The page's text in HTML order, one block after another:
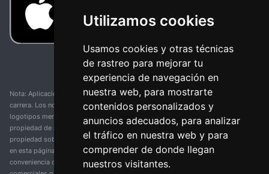
Utilizamos cookies
Usamos cookies y otras técnicas
de rastreo para mejorar tu
experiencia de navegación en
nuestra web, para mostrarte
contenidos personalizados y
anuncios adecuados, para analizar
el tráfico en nuestra web y para
comprender de donde llegan
nuestros visitantes.
Nota: Aplicación y web no oficial y no relacionada con ninguna organización o
carrera. Los nombres de equipos, competiciones, marcas comerciales y
logotipos mencionados en esta página de resultados de ciclismo son
propiedad de sus respectivos dueños. No tenemos afiliación, patrocinio ni
propiedad sobre estas marcas comerciales. Toda la información proporcionada
en esta página se presenta únicamente con fines informativos y para la
conveniencia de nuestros usuarios. Cualquier uso de nombres, marcas